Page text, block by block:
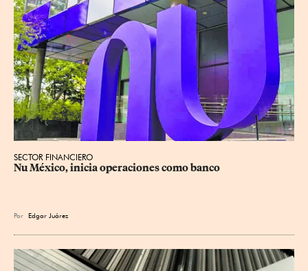
SECTOR FINANCIERO
Nu México, inicia operaciones como banco
Por Edgar Juárez